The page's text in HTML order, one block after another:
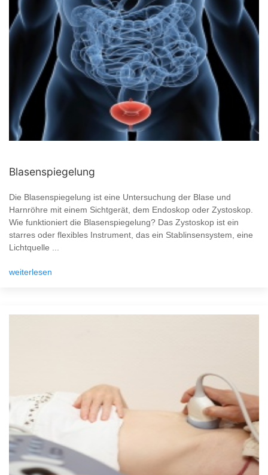
Blasenspiegelung
Die Blasenspiegelung ist eine Untersuchung der Blase und
Harnröhre mit einem Sichtgerät, dem Endoskop oder Zystoskop.
Wie funktioniert die Blasenspiegelung? Das Zystoskop ist ein
starres oder flexibles Instrument, das ein Stablinsensystem, eine
Lichtquelle ...
weiterlesen